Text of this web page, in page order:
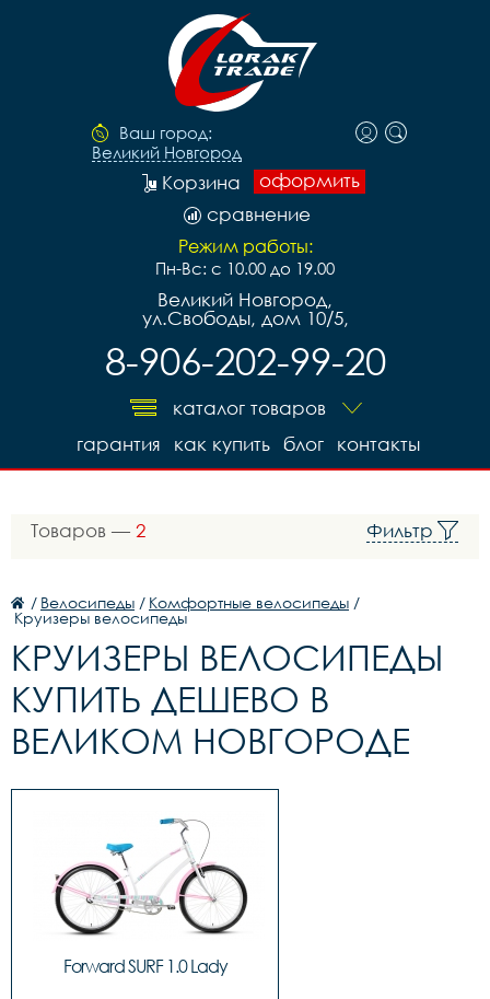
Ваш город:
Великий Новгород
оформить
Корзина
сравнение
Режим работы:
Пн-Вс: с 10.00 до 19.00
Великий Новгород,
ул.Свободы, дом 10/5,
8-906-202-99-20
каталог товаров
контакты
блог
как купить
гарантия
Товаров — 2 Фильтр
/ Велосипеды / Комфортные велосипеды /
Круизеры велосипеды
КРУИЗЕРЫ ВЕЛОСИПЕДЫ
КУПИТЬ ДЕШЕВО В
ВЕЛИКОМ НОВГОРОДЕ
Forward SURF 1.0 Lady